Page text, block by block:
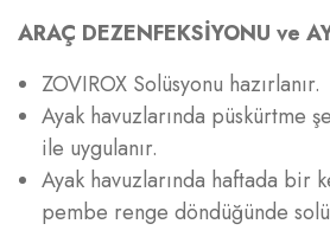
ARAÇ DEZENFEKSİYONU ve
ZOVIROX Solüsyonu hazırlanır.
Ayak havuzlarında püskürtme
ile uygulanır.
Ayak havuzlarında haftada bir
pembe renge döndüğünde